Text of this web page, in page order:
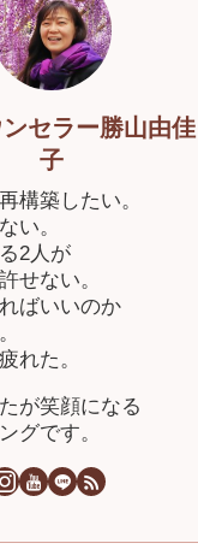
セラー勝山由佳
子
構築したい。
い。
2人が
せない。
ばいいのか
れた。
が笑顔になる
グです。